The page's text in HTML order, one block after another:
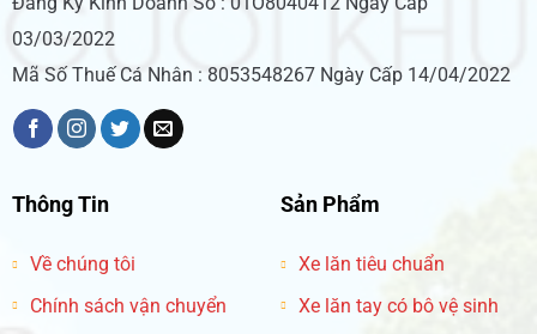
03/03/2022
Mã Số Thuế Cá Nhân : 8053548267 Ngày Cấp 14/04/2022
Thông Tin
Về chúng tôi
Chính sách vận chuyển
Sản Phẩm
Xe lăn tiêu chuẩn
Xe lăn tay có bô vệ sinh